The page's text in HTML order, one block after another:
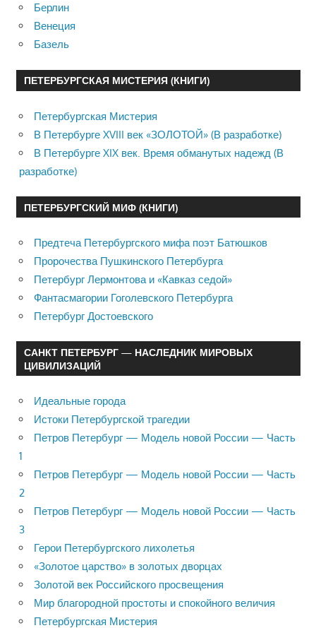
Берлин
Венеция
Базель
ПЕТЕРБУРГСКАЯ МИСТЕРИЯ (КНИГИ)
Петербургская Мистерия
В Петербурге XVIII век «ЗОЛОТОЙ» (В разработке)
В Петербурге XIX век. Время обманутых надежд (В
разработке)
ПЕТЕРБУРГСКИЙ МИФ (КНИГИ)
Предтеча Петербургского мифа поэт Батюшков
Пророчества Пушкинского Петербурга
Петербург Лермонтова и «Кавказ седой»
Фантасмагории Гоголевского Петербурга
Петербург Достоевского
САНКТ ПЕТЕРБУРГ — НАСЛЕДНИК МИРОВЫХ
ЦИВИЛИЗАЦИЙ
Идеальные города
Истоки Петербургской трагедии
Петров Петербург — Модель новой России — Часть
1
Петров Петербург — Модель новой России — Часть
2
Петров Петербург — Модель новой России — Часть
3
Герои Петербургского лихолетья
«Золотое царство» в золотых дворцах
Золотой век Российского просвещения
Мир благородной простоты и спокойного величия
Петербургская Мистерия